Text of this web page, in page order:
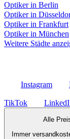
Optiker in Berlin
Optiker in
Optiker in Frankfurt
Optiker in München
Weitere Städte
Instagram
TikTok
Alle
Immer